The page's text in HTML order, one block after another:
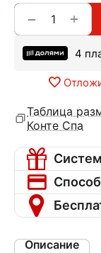
+
−
4
Таблица
Конте Спа
Описание